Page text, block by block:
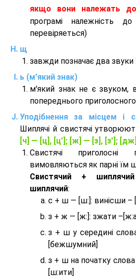
якщо вони належать
програмі належність
перевіряеться)
щ
завжди позначає два звуки
ь (м'який знак)
м'який знак не є звуком,
попереднього приголосного
Уподібнення за місцем і
Шиплячі й свистячі
[ч] — [ц], [ц’]; [ж] — [з], [з’];
Свистячі приголосні
вимовляються як парні їм
Cвистячий +
шиплячий:
с + ш — [ш:]: винісши –
з + ж — [ж:]: зжати
з + ш у середині
[бежшумний]
з + ш на початку
[ш:ити]